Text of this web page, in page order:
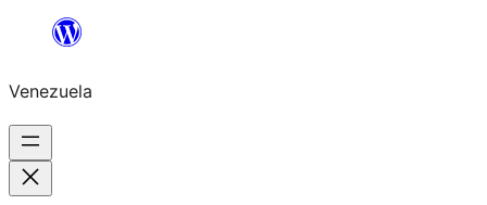
Saltar
contenido
Venezuela